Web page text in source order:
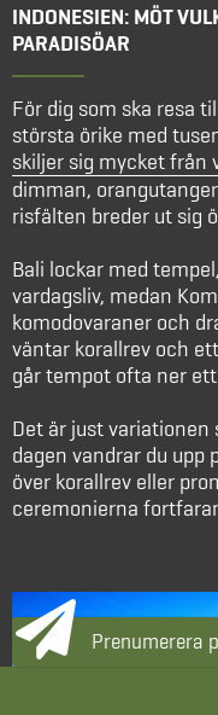
INDONESIEN: MÖT
PARADISÖAR
För dig som ska resa
största örike med
skiljer sig mycket från
dimman,
risfälten breder ut sig
Bali lockar med
vardagsliv, medan
komodovaraner och
väntar korallrev och
går tempot ofta ner
Det är just variationen
dagen vandrar du upp
över korallrev eller
ceremonierna
Prenumerera